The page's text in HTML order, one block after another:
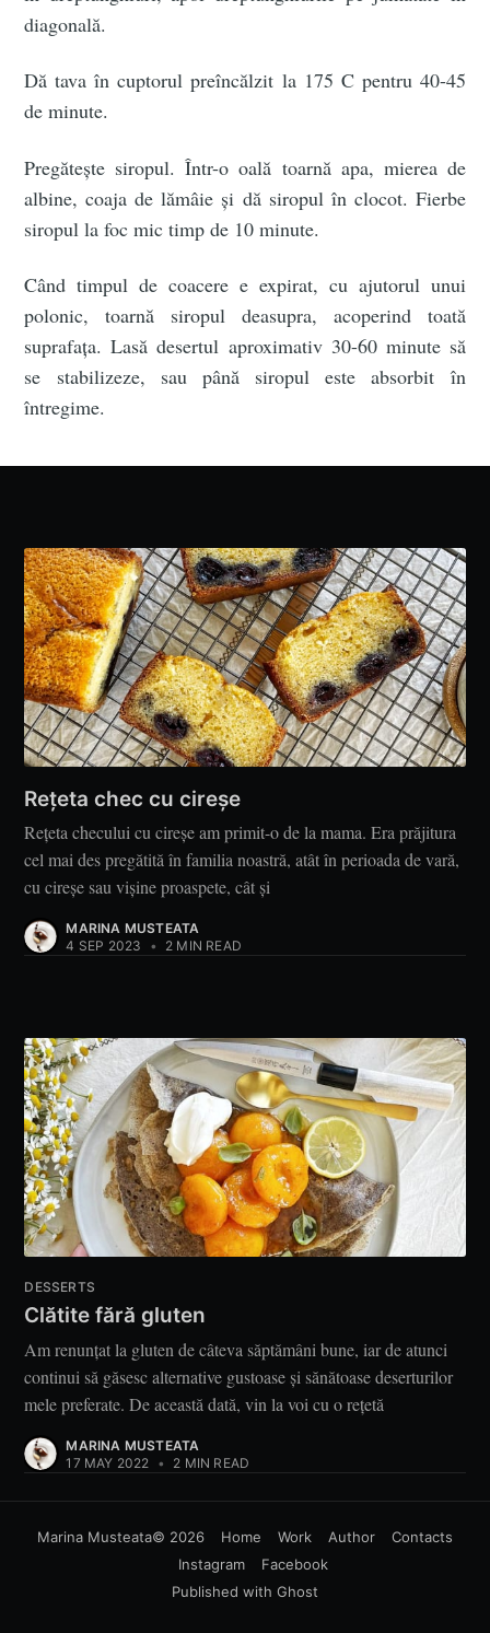
diagonală.
Dă tava în cuptorul preîncălzit la 175 C pentru 40-45
de minute.
Pregătește siropul. Într-o oală toarnă apa, mierea de
albine, coaja de lămâie și dă siropul în clocot. Fierbe
siropul la foc mic timp de 10 minute.
Când timpul de coacere e expirat, cu ajutorul unui
polonic, toarnă siropul deasupra, acoperind toată
suprafața. Lasă desertul aproximativ 30-60 minute să
se stabilizeze, sau până siropul este absorbit în
întregime.
Rețeta chec cu cireșe
Rețeta checului cu cireșe am primit-o de la mama. Era prăjitura
cel mai des pregătită în familia noastră, atât în perioada de vară,
cu cireșe sau vișine proaspete, cât și
MARINA MUSTEATA
4 SEP 2023
• 2 MIN READ
DESSERTS
Clătite fără gluten
Am renunțat la gluten de câteva săptămâni bune, iar de atunci
continui să găsesc alternative gustoase și sănătoase deserturilor
mele preferate. De această dată, vin la voi cu o rețetă
MARINA MUSTEATA
17 MAY 2022 • 2 MIN READ
Marina Musteata© 2026 Home Work Author
Contacts
Instagram
Facebook
Published with Ghost